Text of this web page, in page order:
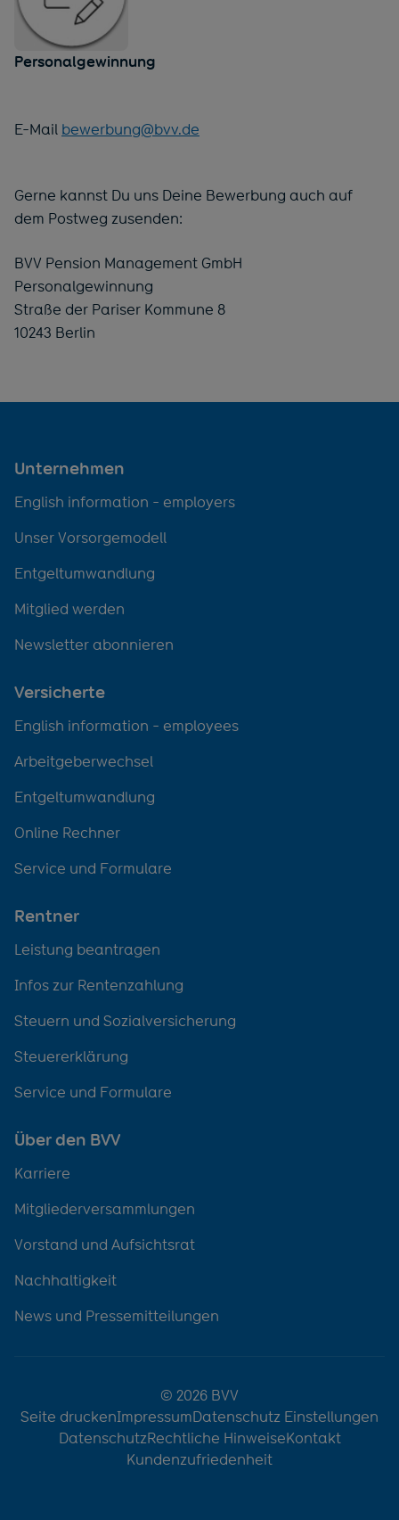
Personalgewinnung
E-Mail bewerbung@bvv.de
Gerne kannst Du uns Deine Bewerbung auch auf
dem Postweg zusenden:
BVV Pension Management GmbH
Personalgewinnung
Straße der Pariser Kommune 8
10243 Berlin
Unternehmen
English information - employers
Unser Vorsorgemodell
Entgeltumwandlung
Mitglied werden
Newsletter abonnieren
Versicherte
English information - employees
Arbeitgeberwechsel
Entgeltumwandlung
Online Rechner
Service und Formulare
Rentner
Leistung beantragen
Infos zur Rentenzahlung
Steuern und Sozialversicherung
Steuererklärung
Service und Formulare
Über den BVV
Karriere
Mitgliederversammlungen
Vorstand und Aufsichtsrat
Nachhaltigkeit
News und Pressemitteilungen
© 2026 BVV
Seite druckenImpressumDatenschutz Einstellungen
DatenschutzRechtliche HinweiseKontakt
Kundenzufriedenheit